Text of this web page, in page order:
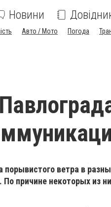
Новини
Авто / Мото Погода
порывистого ветра в
По причине некоторых из